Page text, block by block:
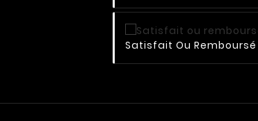
Satisfait Ou Remboursé